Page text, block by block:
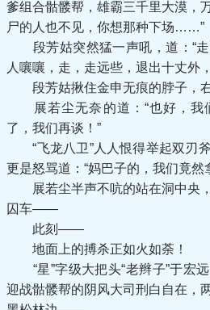
爹组合骷髅帮，雄霸三千里大漠，
尸的人也不见，你想那种下场……”
段芳姑突然猛一声吼，道：“走
人嚷嚷，走，走远些，退出十丈
段芳姑揪住金申无痕的脖子，
展若尘无奈的道：“也好，我
了，我们再谈！”
“飞龙八卫”人人恨得举起双刃
更是怒骂道：“妈巴子的，我们竟然
展若尘半声不吭的站在洞中央
囚车——
此刻——
地面上的搏杀正如火如荼！
“星”字级大把头“老辫子”于宏
迎战骷髅帮的阴风大司刑白自在，